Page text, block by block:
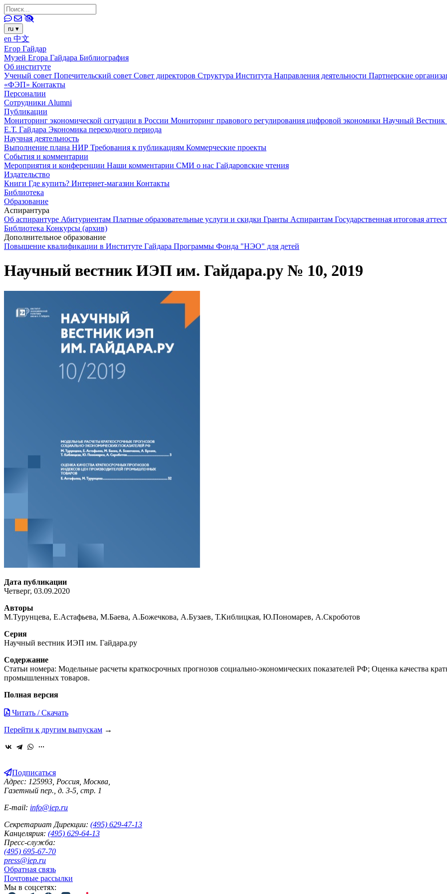
ru ▾
en 中文
Егор Гайдар
Музей Егора Гайдара Библиография
Об институте
Ученый совет Попечительский совет Совет директоров Структура Института Направления деятельности Партнерские
«ФЭП» Контакты
Персоналии
Сотрудники Alumni
Публикации
Мониторинг экономической ситуации в России Мониторинг правового регулирования цифровой экономики Научный
Е.Т. Гайдара Экономика переходного периода
Научная деятельность
Выполнение плана НИР Требования к публикациям Коммерческие проекты
События и комментарии
Мероприятия и конференции Наши комментарии СМИ о нас Гайдаровские чтения
Издательство
Книги Где купить? Интернет-магазин Контакты
Библиотека
Образование
Аспирантура
Об аспирантуре Абитуриентам Платные образовательные услуги и скидки Гранты Аспирантам Государственная итоговая
Библиотека Конкурсы (архив)
Дополнительное образование
Повышение квалификации в Институте Гайдара Программы Фонда "НЭО" для детей
Научный вестник ИЭП им. Гайдара.ру № 10, 2019
Дата публикации
Четверг, 03.09.2020
Авторы
М.Турунцева, Е.Астафьева, М.Баева, А.Божечкова, А.Бузаев, Т.Киблицкая, Ю.Пономарев, А.Скроботов
Серия
Научный вестник ИЭП им. Гайдара.ру
Содержание
Статьи номера: Модельные расчеты краткосрочных прогнозов социально-экономических показателей РФ; Оценка качества
промышленных товаров.
Полная версия
Читать / Скачать
Перейти к другим выпускам →
Подписаться
Адрес: 125993, Россия, Москва,
Газетный пер., д. 3-5, стр. 1
E-mail: info@iep.ru
Секретариат Дирекции: (495) 629-47-13
Канцелярия: (495) 629-64-13
Пресс-служба:
(495) 695-67-70
press@iep.ru
Обратная связь
Почтовые рассылки
Мы в соцсетях: